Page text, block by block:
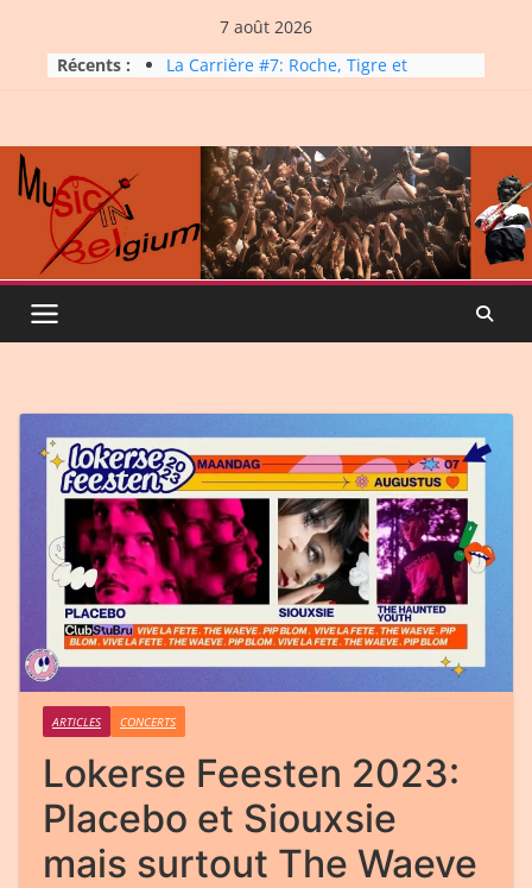
content
7 août 2026
Récents :
La Carrière #7: Roche, Tigre et
Dynatop3 – 02 août 2026
Micro Festival #16, maxi line-
ARTICLES CONCERTS
Lokerse Feesten 2023:
Placebo et Siouxsie
mais surtout The Waeve